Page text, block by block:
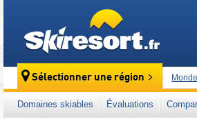
Sélectionner une région Monde
Ce lieu se
Allemagne du
Domaines skiables Évaluations